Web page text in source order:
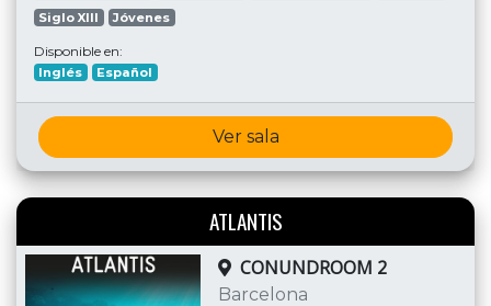
Siglo XIII
Jóvenes
Disponible en:
Inglés Español
Ver sala
ATLANTIS
CONUNDROOM 2
Barcelona